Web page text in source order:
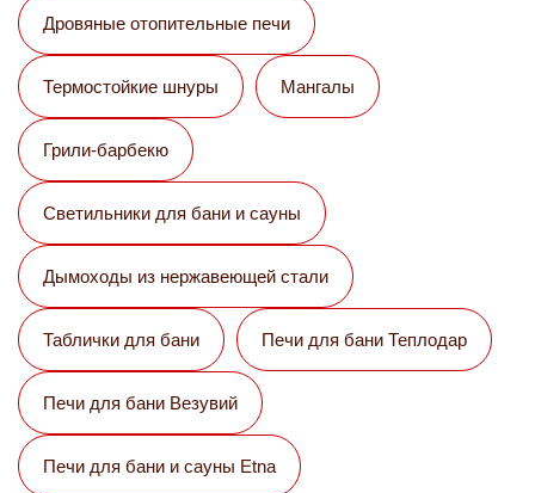
Дровяные отопительные печи
Термостойкие шнуры Мангалы
Грили-барбекю
Светильники для бани и сауны
Дымоходы из нержавеющей стали
Таблички для бани Печи для бани Теплодар
Печи для бани Везувий
Печи для бани и сауны Etna